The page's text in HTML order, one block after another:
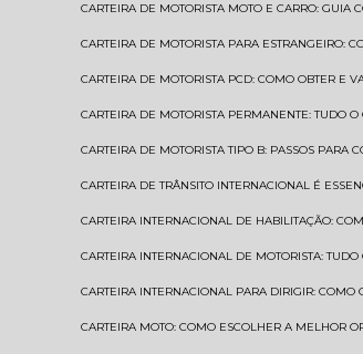
CARTEIRA DE MOTORISTA MOTO E CARRO: GUIA
CARTEIRA DE MOTORISTA PARA ESTRANGEIRO:
CARTEIRA DE MOTORISTA PCD: COMO OBTER E
CARTEIRA DE MOTORISTA PERMANENTE: TUDO
CARTEIRA DE MOTORISTA TIPO B: PASSOS PARA
CARTEIRA DE TRÂNSITO INTERNACIONAL É
CARTEIRA INTERNACIONAL DE HABILITAÇÃO:
CARTEIRA INTERNACIONAL DE MOTORISTA:
CARTEIRA INTERNACIONAL PARA DIRIGIR:
CARTEIRA MOTO: COMO ESCOLHER A MELHOR